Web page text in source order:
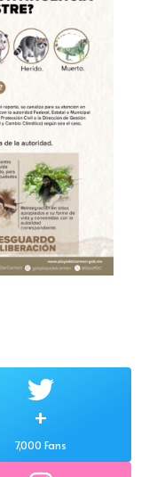
+
7,000 Fans